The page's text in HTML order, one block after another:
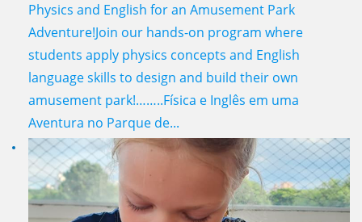
Physics and English for an Amusement Park
Adventure!Join our hands-on program where
students apply physics concepts and English
language skills to design and build their own
amusement park!……..Física e Inglês em uma
Aventura no Parque de...